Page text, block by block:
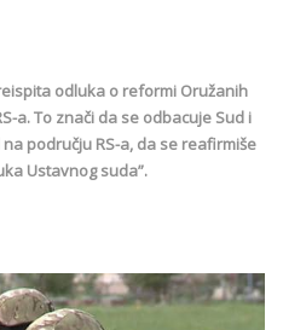
odluka o reformi Oružanih
a. To znači da se odbacuje Sud i
području RS-a, da se reafirmiše
Ustavnog suda”.